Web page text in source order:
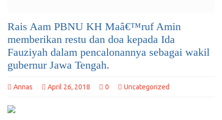
Rais Aam PBNU KH Maâ€™ruf Amin
memberikan restu dan doa kepada Ida
Fauziyah dalam pencalonannya sebagai wakil
gubernur Jawa Tengah.
Annas April 26, 2018 0 Uncategorized